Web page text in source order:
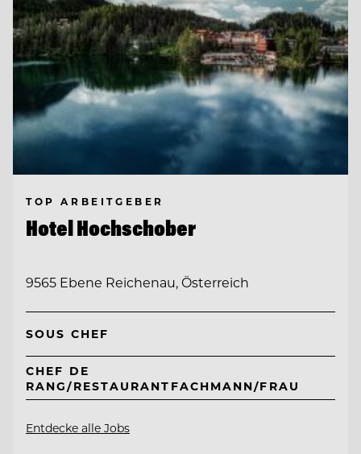
TOP ARBEITGEBER
Hotel Hochschober
9565 Ebene Reichenau, Österreich
SOUS CHEF
CHEF DE
RANG/RESTAURANTFACHMANN/FRAU
Entdecke alle Jobs